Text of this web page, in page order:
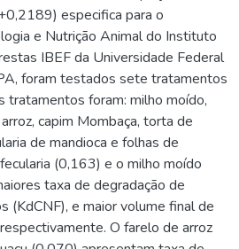
especifica para o
e Nutrição Animal do Instituto
IBEF da Universidade Federal
foram testados sete tratamentos
tratamentos foram: milho moído,
capim Mombaça, torta de
de mandioca e folhas de
(0,163) e o milho moído
taxa de degradação de
(KdCNF), e maior volume final de
O farelo de arroz